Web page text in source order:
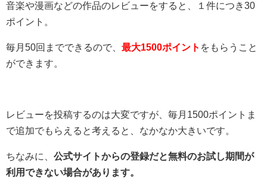
音楽や漫画などの作品のレビューをすると、１件につき30
ポイント。
毎月50回までできるので、 最大1500ポイント をもらうこと
ができます。
レビューを投稿するのは大変ですが、毎月1500ポイントま
で追加でもらえると考えると、なかなか大きいです。
ちなみに、 公式サイトからの登録だと無料のお試し期間が
利用できない場合があります。